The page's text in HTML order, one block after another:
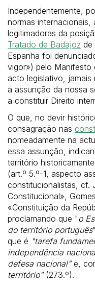
Independentemente,
normas internacionais,
legitimadoras da
Tratado de Badajoz de
Espanha foi
vigor») pelo Manifesto
acto legislativo, jamais
a assunção da nossa
a constituir Direito
O que, no devir
consagração nas
nomeadamente na
essa assunção,
território
(art.º 5.º-1, aspecto
constitucionalistas, cf.
Constitucional»,
«Constituição da
proclamando que "o
do território português
que é "tarefa
independência
defesa nacional"e,
território"(273.º).